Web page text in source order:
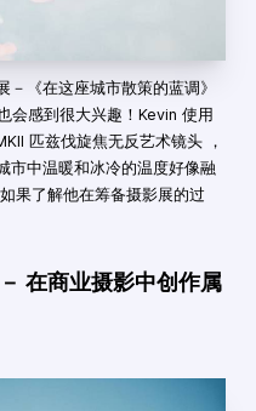
《在这座城市散策的蓝调》
会感到很大兴趣！Kevin 使用
匹兹伐旋焦无反艺术镜头 ，
市中温暖和冰冷的温度好像融
果了解他在筹备摄影展的过
在商业摄影中创作属